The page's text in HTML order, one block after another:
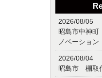
2026/08/05
昭島市中神
ノベーション
2026/08/04
昭島市 棚取